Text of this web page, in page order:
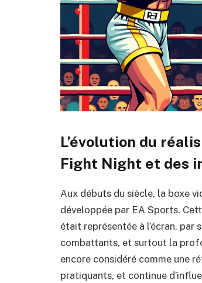
L’évolution du
Fight Night et des
Aux débuts du siècle, la boxe
développée par EA Sports.
était représentée à l’écran, par
combattants, et surtout la
encore considéré comme une
pratiquants, et continue